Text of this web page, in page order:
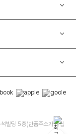
빌딩 5층(반품주소가 아닙